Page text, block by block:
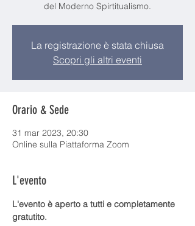
del Moderno Spirtitualismo.
La registrazione è stata chiusa
Scopri gli altri eventi
Orario & Sede
31 mar 2023, 20:30
Online sulla Piattaforma Zoom
L'evento
L'evento è aperto a tutti e completamente
gratutito.